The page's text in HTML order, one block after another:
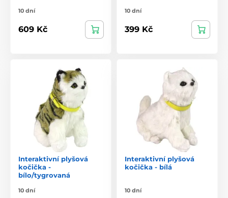
10 dní
609 Kč
10 dní
399 Kč
Interaktivní plyšová
kočička -
bílo/tygrovaná
10 dní
Interaktivní plyšová
kočička - bílá
10 dní